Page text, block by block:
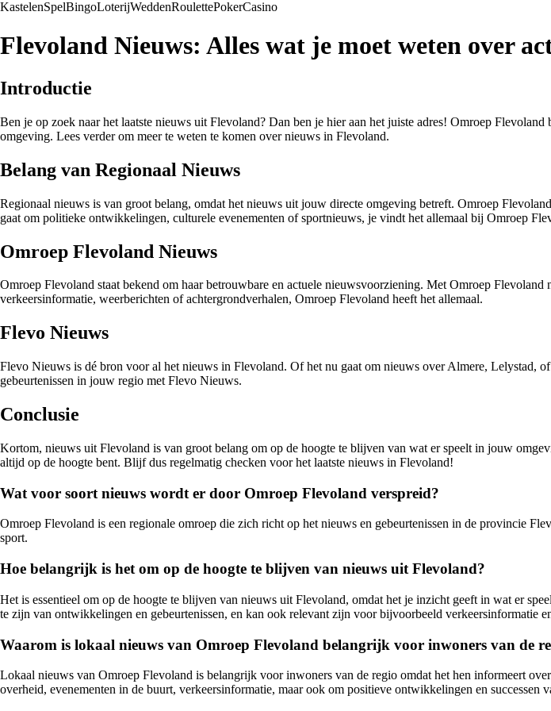
KastelenSpelBingoLoterijWeddenRoulettePokerCasino
Flevoland Nieuws: Alles wat je moet weten over
Introductie
Ben je op zoek naar het laatste nieuws uit Flevoland? Dan ben je hier aan het juiste adres! Omroep
omgeving. Lees verder om meer te weten te komen over nieuws in Flevoland.
Belang van Regionaal Nieuws
Regionaal nieuws is van groot belang, omdat het nieuws uit jouw directe omgeving betreft. Omroep
gaat om politieke ontwikkelingen, culturele evenementen of sportnieuws, je vindt het allemaal bij Omroep
Omroep Flevoland Nieuws
Omroep Flevoland staat bekend om haar betrouwbare en actuele nieuwsvoorziening. Met Omroep
verkeersinformatie, weerberichten of achtergrondverhalen, Omroep Flevoland heeft het allemaal.
Flevo Nieuws
Flevo Nieuws is dé bron voor al het nieuws in Flevoland. Of het nu gaat om nieuws over Almere, Lelystad,
gebeurtenissen in jouw regio met Flevo Nieuws.
Conclusie
Kortom, nieuws uit Flevoland is van groot belang om op de hoogte te blijven van wat er speelt in jouw
altijd op de hoogte bent. Blijf dus regelmatig checken voor het laatste nieuws in Flevoland!
Wat voor soort nieuws wordt er door Omroep Flevoland verspreid?
Omroep Flevoland is een regionale omroep die zich richt op het nieuws en gebeurtenissen in de provincie
sport.
Hoe belangrijk is het om op de hoogte te blijven van nieuws uit Flevoland?
Het is essentieel om op de hoogte te blijven van nieuws uit Flevoland, omdat het je inzicht geeft in wat er
te zijn van ontwikkelingen en gebeurtenissen, en kan ook relevant zijn voor bijvoorbeeld verkeersinformatie
Waarom is lokaal nieuws van Omroep Flevoland belangrijk voor inwoners van de
Lokaal nieuws van Omroep Flevoland is belangrijk voor inwoners van de regio omdat het hen informeert
overheid, evenementen in de buurt, verkeersinformatie, maar ook om positieve ontwikkelingen en successen